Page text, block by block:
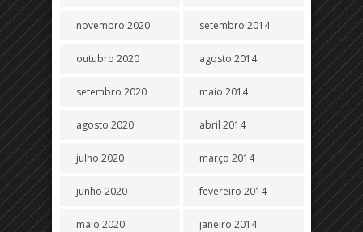
novembro 2020
outubro 2020
setembro 2020
agosto 2020
julho 2020
junho 2020
maio 2020
setembro 2014
agosto 2014
maio 2014
abril 2014
março 2014
fevereiro 2014
janeiro 2014